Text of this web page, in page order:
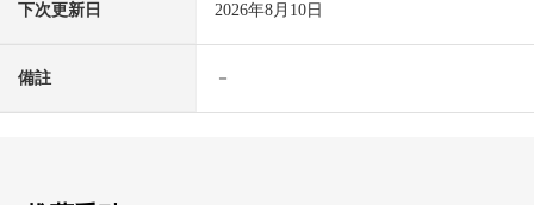
下次更新日 2026年8月10日
備註 －